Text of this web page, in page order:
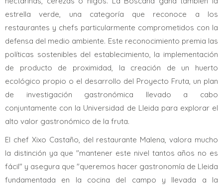
estrella verde, una categoría que reconoce a los
restaurantes y chefs particularmente comprometidos con la
defensa del medio ambiente. Este reconocimiento premia las
políticas sostenibles del establecimiento, la implementación
de producto de proximidad, la creación de un huerto
ecológico propio o el desarrollo del Proyecto Fruta, un plan
de investigación gastronómica llevado a cabo
conjuntamente con la Universidad de Lleida para explorar el
alto valor gastronómico de la fruta.
El chef Xixo Castaño, del restaurante Malena, valora mucho
la distinción ya que "mantener este nivel tantos años no es
fácil" y asegura que "queremos hacer gastronomía de Lleida
fundamentada en la cocina del campo y llevada a la